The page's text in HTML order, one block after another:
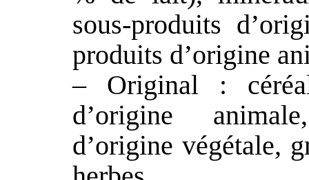
sous-produits
produits d’origine
– Original :
d’origine
d’origine végétale,